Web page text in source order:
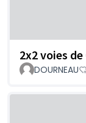
2x2 voies
DOURNEAU